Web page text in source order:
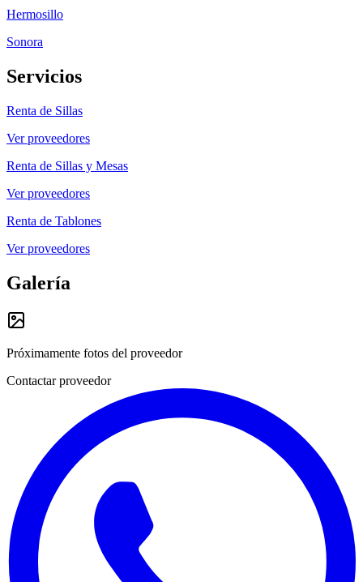
Hermosillo
Sonora
Servicios
Renta de Sillas
Ver proveedores
Renta de Sillas y Mesas
Ver proveedores
Renta de Tablones
Ver proveedores
Galería
Próximamente fotos del proveedor
Contactar proveedor